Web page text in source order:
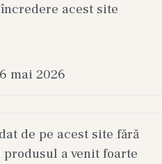
acest site
mai 2026
de pe acest site fără
produsul a venit foarte